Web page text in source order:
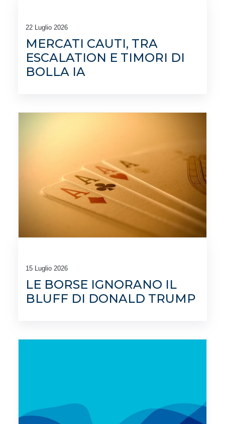
22 Luglio 2026
MERCATI CAUTI, TRA
ESCALATION E TIMORI DI
BOLLA IA
15 Luglio 2026
LE BORSE IGNORANO IL
BLUFF DI DONALD TRUMP